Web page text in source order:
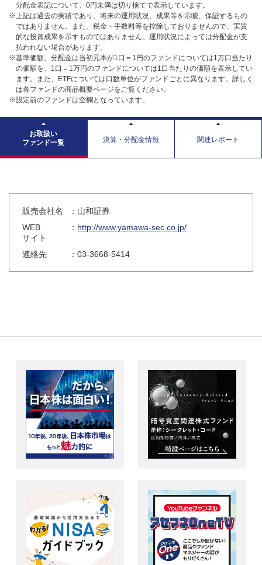
分配金表記について、0円未満は切り捨てで表示しています。
※上記は過去の実績であり、将来の運用状況、成果等を示唆、保証するもの
ではありません。また、税金・手数料等を控除しておりませんので、実質
的な投資成果を示すものではありません。運用状況によっては分配金が支
払われない場合があります。
※基準価額、分配金は当初元本が1口＝1円のファンドについては1万口当たり
の価額を、1口＝1万円のファンドについては1口当たりの価額を表示してい
ます。また、ETFについては口数単位がファンドごとに異なります。詳しく
は各ファンドの商品概要ページをご覧ください。
※設定前のファンドは空欄となっています。
お取扱い
ファンド一覧
決算・分配金情報 関連レポート
販売会社名
：山和証券
WEB
サイト
： http://www.yamawa-sec.co.jp/
連絡先 ：03-3668-5414